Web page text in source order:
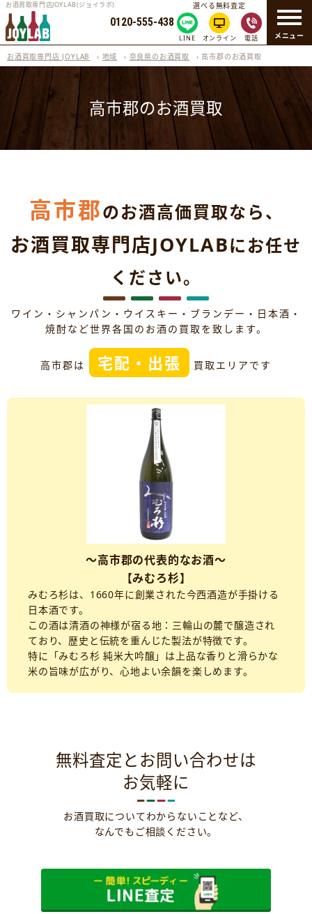
メニュー
お酒買取専門店JOYLAB(ジョイラボ)
0120-555-438
選べる無料査定
LINE オンライン 電話
お酒買取専門店 JOYLAB › 地域 › 奈良県のお酒買取 ›高市郡のお酒買取
高市郡のお酒買取
高市郡のお酒高価買取なら、
お酒買取専門店JOYLABにお任せ
ください。
ワイン・シャンパン・ウイスキー・ブランデー・日本酒・
焼酎など世界各国のお酒の買取を致します。
高市郡は 宅配・出張 買取エリアです
～高市郡の代表的なお酒～
【みむろ杉】
みむろ杉は、1660年に創業された今西酒造が手掛ける
日本酒です。
この酒は清酒の神様が宿る地：三輪山の麓で醸造され
ており、歴史と伝統を重んじた製法が特徴です。
特に「みむろ杉 純米大吟醸」は上品な香りと滑らかな
米の旨味が広がり、心地よい余韻を楽しめます。
無料査定とお問い合わせは
お気軽に
お酒買取についてわからないことなど、
なんでもご相談ください。